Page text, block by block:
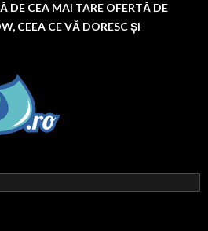
DE CEA MAI TARE OFERTĂ DE
CEEA CE VĂ DORESC ȘI